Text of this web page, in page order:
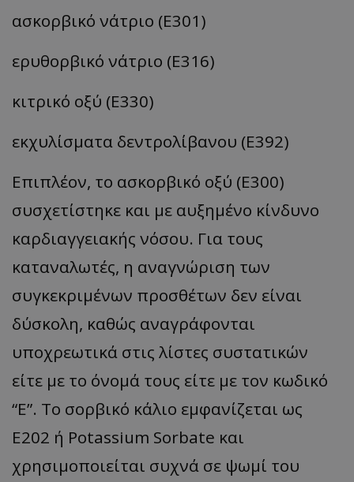
ασκορβικό νάτριο (E301)
ερυθορβικό νάτριο (E316)
κιτρικό οξύ (E330)
εκχυλίσματα δεντρολίβανου (E392)
Επιπλέον, το ασκορβικό οξύ (E300)
συσχετίστηκε και με αυξημένο κίνδυνο
καρδιαγγειακής νόσου. Για τους
καταναλωτές, η αναγνώριση των
συγκεκριμένων προσθέτων δεν είναι
δύσκολη, καθώς αναγράφονται
υποχρεωτικά στις λίστες συστατικών
είτε με το όνομά τους είτε με τον κωδικό
“Ε”. Το σορβικό κάλιο εμφανίζεται ως
E202 ή Potassium Sorbate και
χρησιμοποιείται συχνά σε ψωμί του